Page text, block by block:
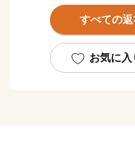
と恵まれた自然環境を備え
また、日本紅茶協会が認定
和7年11月現在）となり、
ち」として親しまれていま
すべての
お気に入